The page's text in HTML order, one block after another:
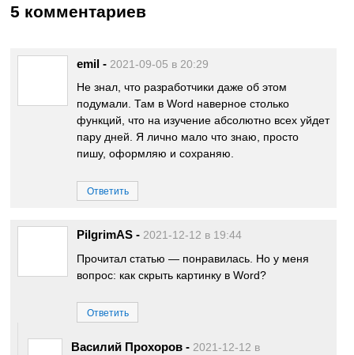
5 комментариев
emil - 2021-09-05 в 20:29
Не знал, что разработчики даже об этом
подумали. Там в Word наверное столько
функций, что на изучение абсолютно всех уйдет
пару дней. Я лично мало что знаю, просто
пишу, оформляю и сохраняю.
Ответить
PilgrimAS - 2021-12-12 в 19:44
Прочитал статью — понравилась. Но у меня
вопрос: как скрыть картинку в Word?
Ответить
Василий Прохоров - 2021-12-12 в